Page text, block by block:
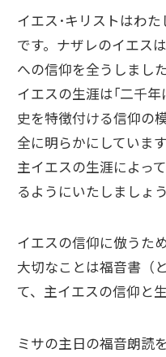
イエス･キリストはわ
です。ナザレのイエス
への信仰を全うしまし
イエスの生涯は｢二千
史を特徴付ける信仰の
全に明らかにしていま
主イエスの生涯によっ
るようにいたしましょう
イエスの信仰に倣うた
大切なことは福音書（
て、主イエスの信仰と
ミサの主日の福音朗読